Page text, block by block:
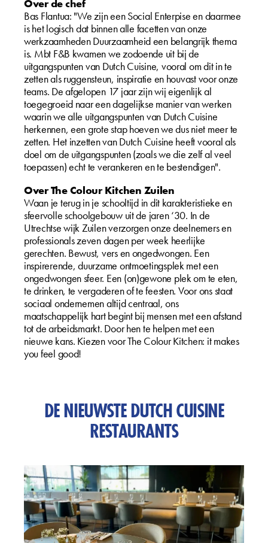
Over de chef
Bas Flantua: "We zijn een Social Enterpise en daarmee
is het logisch dat binnen alle facetten van onze
werkzaamheden Duurzaamheid een belangrijk thema
is. Mbt F&B kwamen we zodoende uit bij de
uitgangspunten van Dutch Cuisine, vooral om dit in te
zetten als ruggensteun, inspiratie en houvast voor onze
teams. De afgelopen 17 jaar zijn wij eigenlijk al
toegegroeid naar een dagelijkse manier van werken
waarin we alle uitgangspunten van Dutch Cuisine
herkennen, een grote stap hoeven we dus niet meer te
zetten. Het inzetten van Dutch Cuisine heeft vooral als
doel om de uitgangspunten (zoals we die zelf al veel
toepassen) echt te verankeren en te bestendigen".
Over The Colour Kitchen Zuilen
Waan je terug in je schooltijd in dit karakteristieke en
sfeervolle schoolgebouw uit de jaren ‘30. In de
Utrechtse wijk Zuilen verzorgen onze deelnemers en
professionals zeven dagen per week heerlijke
gerechten. Bewust, vers en ongedwongen. Een
inspirerende, duurzame ontmoetingsplek met een
ongedwongen sfeer. Een (on)gewone plek om te eten,
te drinken, te vergaderen of te feesten. Voor ons staat
sociaal ondernemen altijd centraal, ons
maatschappelijk hart begint bij mensen met een afstand
tot de arbeidsmarkt. Door hen te helpen met een
nieuwe kans. Kiezen voor The Colour Kitchen: it makes
you feel good!
DE NIEUWSTE DUTCH CUISINE
RESTAURANTS